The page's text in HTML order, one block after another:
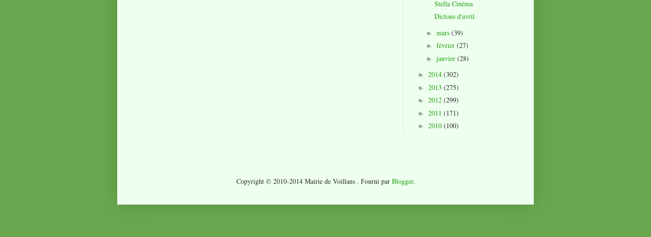
Stella Cinéma
Dictons d'avril
► mars (39)
► février (27)
► janvier (28)
► 2014 (302)
► 2013 (275)
► 2012 (299)
► 2011 (171)
► 2010 (100)
Copyright © 2010-2014 Mairie de Voillans . Fourni par Blogger.